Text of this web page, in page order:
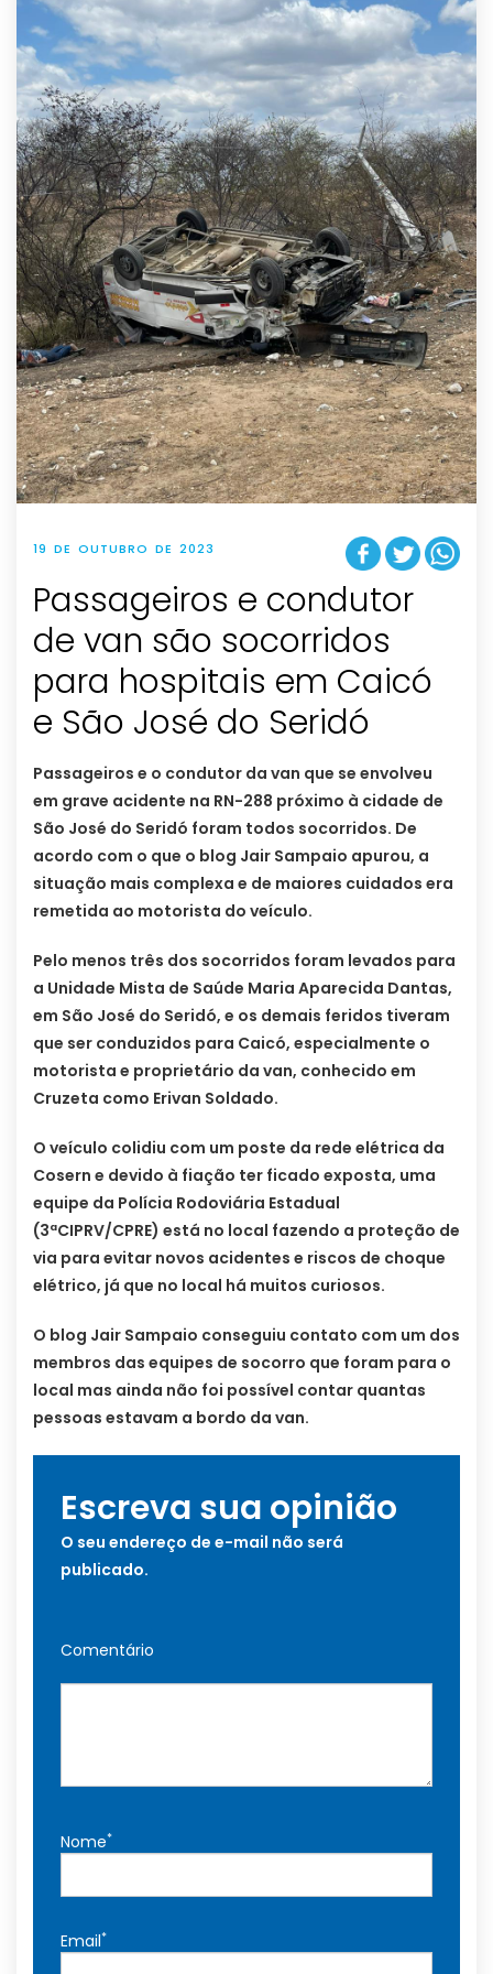
19 DE OUTUBRO DE 2023
Passageiros e condutor
de van são socorridos
para hospitais em Caicó
e São José do Seridó
Passageiros e o condutor da van que se envolveu
em grave acidente na RN-288 próximo à cidade de
São José do Seridó foram todos socorridos. De
acordo com o que o blog Jair Sampaio apurou, a
situação mais complexa e de maiores cuidados era
remetida ao motorista do veículo.
Pelo menos três dos socorridos foram levados para
a Unidade Mista de Saúde Maria Aparecida Dantas,
em São José do Seridó, e os demais feridos tiveram
que ser conduzidos para Caicó, especialmente o
motorista e proprietário da van, conhecido em
Cruzeta como Erivan Soldado.
O veículo colidiu com um poste da rede elétrica da
Cosern e devido à fiação ter ficado exposta, uma
equipe da Polícia Rodoviária Estadual
(3ªCIPRV/CPRE) está no local fazendo a proteção de
via para evitar novos acidentes e riscos de choque
elétrico, já que no local há muitos curiosos.
O blog Jair Sampaio conseguiu contato com um dos
membros das equipes de socorro que foram para o
local mas ainda não foi possível contar quantas
pessoas estavam a bordo da van.
Escreva sua opinião
O seu endereço de e-mail não será
publicado.
Comentário
Nome*
Email*